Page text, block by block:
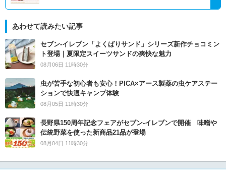
あわせて読みたい記事
セブン‐イレブン「よくばりサンド」シリーズ新作チョコミン
ト登場｜夏限定スイーツサンドの爽快な魅力
08月06日 11時30分
虫が苦手な初心者も安心！PICA×アース製薬の虫ケアステー
ションで快適キャンプ体験
08月05日 11時30分
長野県150周年記念フェアがセブン-イレブンで開催 味噌や
伝統野菜を使った新商品21品が登場
08月04日 11時30分